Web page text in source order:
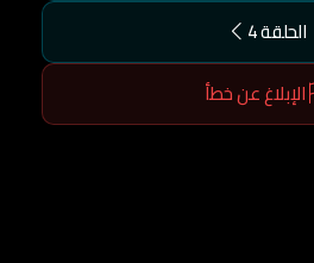
الحلقة 4
الإبلاغ عن خطأ